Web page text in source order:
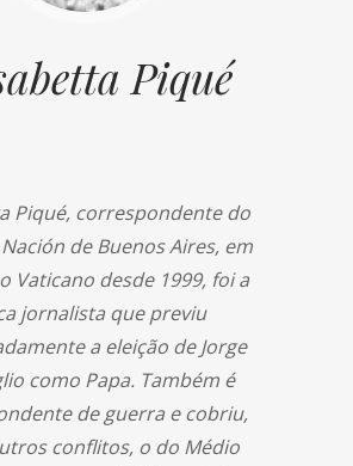
Piqué
Piqué, correspondente do
de Buenos Aires, em
Vaticano desde 1999, foi a
jornalista que previu
a eleição de Jorge
como Papa. Também é
de guerra e cobriu,
conflitos, o do Médio